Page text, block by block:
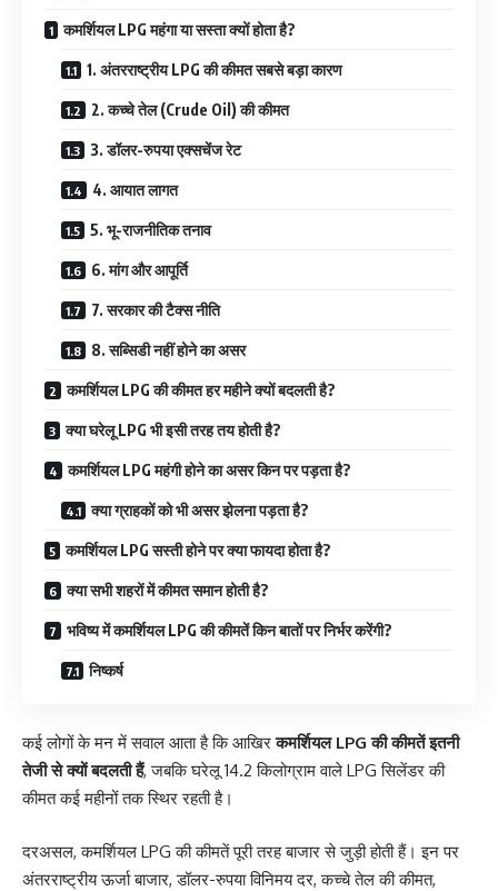
कमर्शियल LPG महंगा या सस्ता क्यों होता है?
1. अंतरराष्ट्रीय LPG की कीमत सबसे बड़ा कारण
2. कच्चे तेल (Crude Oil) की कीमत
3. डॉलर-रुपया एक्सचेंज रेट
4. आयात लागत
5. भू-राजनीतिक तनाव
6. मांग और आपूर्ति
7. सरकार की टैक्स नीति
8. सब्सिडी नहीं होने का असर
कमर्शियल LPG की कीमत हर महीने क्यों बदलती है?
क्या घरेलू LPG भी इसी तरह तय होती है?
कमर्शियल LPG महंगी होने का असर किन पर पड़ता है?
क्या ग्राहकों को भी असर झेलना पड़ता है?
कमर्शियल LPG सस्ती होने पर क्या फायदा होता है?
क्या सभी शहरों में कीमत समान होती है?
भविष्य में कमर्शियल LPG की कीमतें किन बातों पर निर्भर करेंगी?
निष्कर्ष
कई लोगों के मन में सवाल आता है कि आखिरकमर्शियल LPG की कीमतें इतनी
तेजी से क्यों बदलती हैं, जबकि घरेलू 14.2 किलोग्राम वाले LPG सिलेंडर की
कीमत कई महीनों तक स्थिर रहती है।
दरअसल, कमर्शियल LPG की कीमतें पूरी तरह बाजार से जुड़ी होती हैं। इन पर
अंतरराष्ट्रीय ऊर्जा बाजार, डॉलर-रुपया विनिमय दर, कच्चे तेल की कीमत,